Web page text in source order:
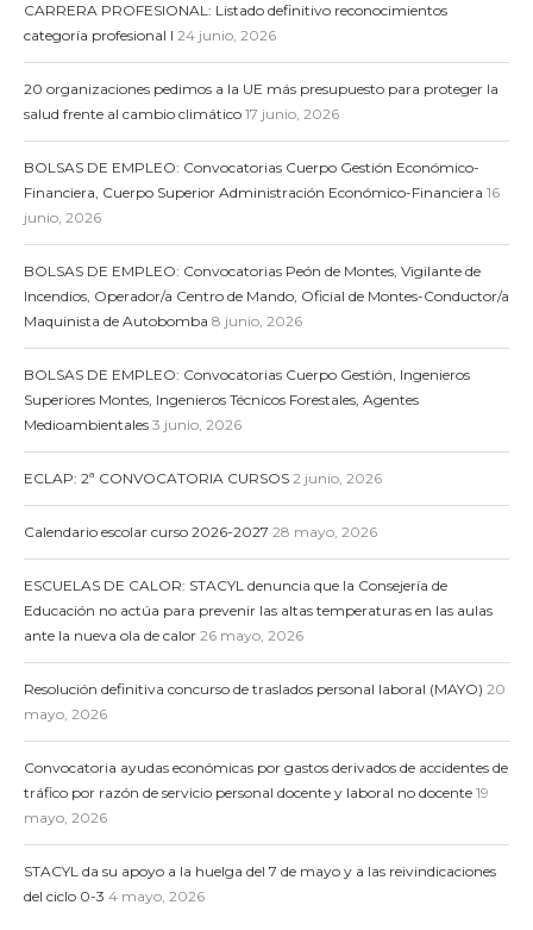
CARRERA PROFESIONAL: Listado definitivo reconocimientos
categoría profesional I 24 junio, 2026
20 organizaciones pedimos a la UE más presupuesto para proteger la
salud frente al cambio climático 17 junio, 2026
BOLSAS DE EMPLEO: Convocatorias Cuerpo Gestión Económico-
Financiera, Cuerpo Superior Administración Económico-Financiera 16
junio, 2026
BOLSAS DE EMPLEO: Convocatorias Peón de Montes, Vigilante de
Incendios, Operador/a Centro de Mando, Oficial de Montes-Conductor/a
Maquinista de Autobomba 8 junio, 2026
BOLSAS DE EMPLEO: Convocatorias Cuerpo Gestión, Ingenieros
Superiores Montes, Ingenieros Técnicos Forestales, Agentes
Medioambientales 3 junio, 2026
ECLAP: 2ª CONVOCATORIA CURSOS 2 junio, 2026
Calendario escolar curso 2026-2027 28 mayo, 2026
ESCUELAS DE CALOR: STACYL denuncia que la Consejería de
Educación no actúa para prevenir las altas temperaturas en las aulas
ante la nueva ola de calor 26 mayo, 2026
Resolución definitiva concurso de traslados personal laboral (MAYO) 20
mayo, 2026
Convocatoria ayudas económicas por gastos derivados de accidentes de
tráfico por razón de servicio personal docente y laboral no docente 19
mayo, 2026
STACYL da su apoyo a la huelga del 7 de mayo y a las reivindicaciones
del ciclo 0-3 4 mayo, 2026